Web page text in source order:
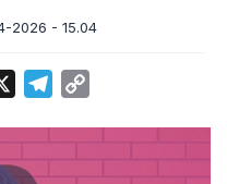
2026 - 15.04
Telegram